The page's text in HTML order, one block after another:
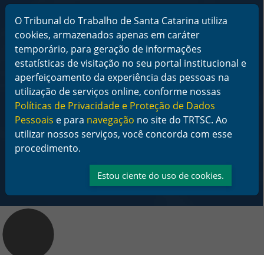
Telefone: (48) 3216-4000
Links Rápidos
Institucional
Serviços
Notícias
Jurisprudência
Transparência
Legislação
Ouvidoria
Contato
O Tribunal do Trabalho de Santa Catarina utiliza
cookies, armazenados apenas em caráter
temporário, para geração de informações
estatísticas de visitação no seu portal institucional e
aperfeiçoamento da experiência das pessoas na
utilização de serviços online, conforme nossas
Políticas de Privacidade e Proteção de Dados
Pessoais e para navegação no site do TRTSC. Ao
utilizar nossos serviços, você concorda com esse
procedimento.
Estou ciente do uso de cookies.